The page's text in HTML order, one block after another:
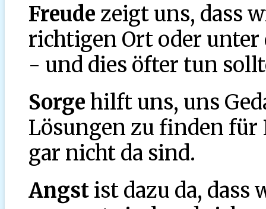
Freude zeigt uns, dass
richtigen Ort oder
- und dies öfter tun
Sorge hilft uns, uns
Lösungen zu finden für
gar nicht da sind.
Angst ist dazu da, dass